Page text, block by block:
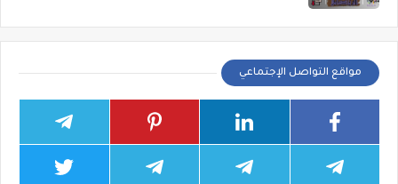
مواقع التواصل الإجتماعي